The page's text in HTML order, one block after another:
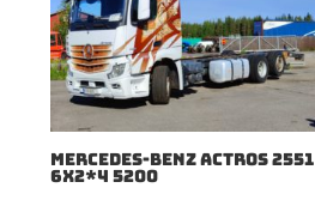
MERCEDES-BENZ ACTROS 2551
6X2*4 5200